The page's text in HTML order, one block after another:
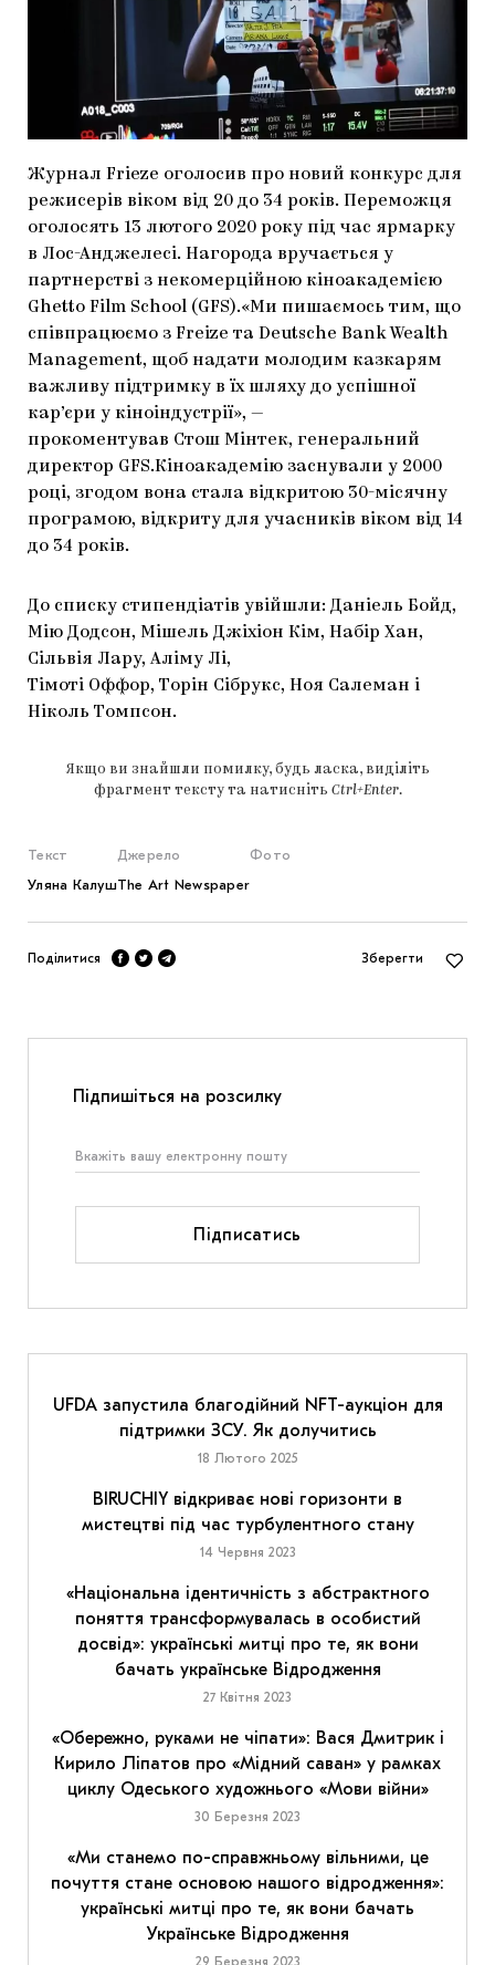
МАРІУПОЛЬСЬКІ МАРГІНАЛІЇ
ДОСЛІДНИЦЬКА ПЛАТФОРМА
ЗАПАЛЕННЯ
Журнал Frieze оголосив про новий конкурс для
режисерів віком від 20 до 34 років. Переможця
оголосять 13 лютого 2020 року під час ярмарку
в Лос-Анджелесі. Нагорода вручається у
партнерстві з некомерційною кіноакадемією
Ghetto Film School (GFS).«Ми пишаємось тим, що
співпрацюємо з Freize та Deutsche Bank Wealth
Management, щоб надати молодим казкарям
важливу підтримку в їх шляху до успішної
кар’єри у кіноіндустрії», —
прокоментував Стош Мінтек, генеральний
директор GFS.Кіноакадемію заснували у 2000
році, згодом вона стала відкритою 30-місячну
програмою, відкриту для учасників віком від 14
до 34 років.
До списку стипендіатів увійшли: Даніель Бойд,
Мію Додсон, Мішель Джіхіон Кім, Набір Хан,
Сільвія Лару, Аліму Лі,
Тімоті Оффор, Торін Сібрукс, Ноя Салеман і
Ніколь Томпсон.
Якщо ви знайшли помилку, будь ласка, виділіть
фрагмент тексту та натисніть Ctrl+Enter.
Текст
Уляна Калуш
Джерело
The Art Newspaper
Фото
Поділитися Зберегти
Підпишіться на розсилку
Підписатись
UFDA запустила благодійний NFT-аукціон для
підтримки ЗСУ. Як долучитись
18 Лютого 2025
BIRUCHIY відкриває нові горизонти в
мистецтві під час турбулентного стану
14 Червня 2023
«Національна ідентичність з абстрактного
поняття трансформувалась в особистий
досвід»: українські митці про те, як вони
бачать українське Відродження
27 Квітня 2023
«Обережно, руками не чіпати»: Вася Дмитрик і
Кирило Ліпатов про «Мідний саван» у рамках
циклу Одеського художнього «Мови війни»
30 Березня 2023
«Ми станемо по-справжньому вільними, це
почуття стане основою нашого відродження»:
українські митці про те, як вони бачать
Українське Відродження
29 Березня 2023